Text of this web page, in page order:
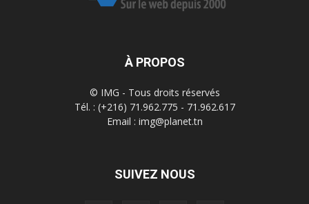
À PROPOS
© IMG - Tous droits réservés
Tél. : (+216) 71.962.775 - 71.962.617
Email : img@planet.tn
SUIVEZ NOUS